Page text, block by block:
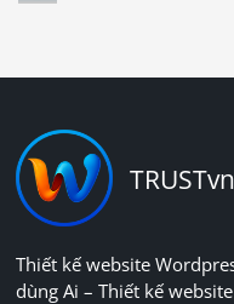
Thiết kế website
dùng Ai – Thiết kế